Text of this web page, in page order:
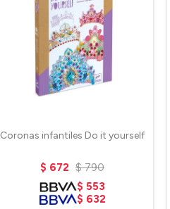
Coronas infantiles Do it yourself
$ 672 $ 790
$ 553
$ 632